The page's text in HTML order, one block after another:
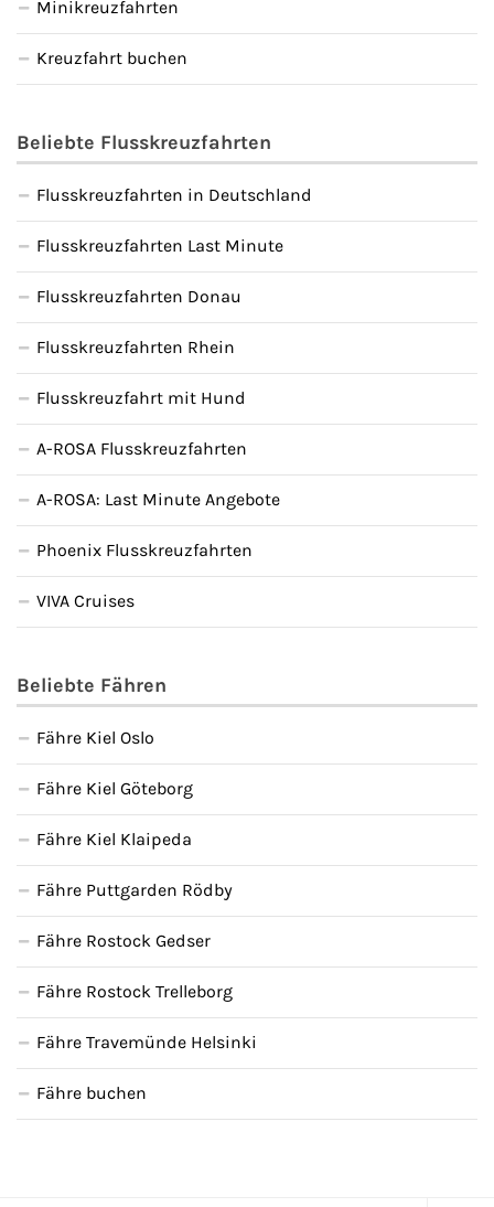
Minikreuzfahrten
Kreuzfahrt buchen
Beliebte Flusskreuzfahrten
Flusskreuzfahrten in Deutschland
Flusskreuzfahrten Last Minute
Flusskreuzfahrten Donau
Flusskreuzfahrten Rhein
Flusskreuzfahrt mit Hund
A-ROSA Flusskreuzfahrten
A-ROSA: Last Minute Angebote
Phoenix Flusskreuzfahrten
VIVA Cruises
Beliebte Fähren
Fähre Kiel Oslo
Fähre Kiel Göteborg
Fähre Kiel Klaipeda
Fähre Puttgarden Rödby
Fähre Rostock Gedser
Fähre Rostock Trelleborg
Fähre Travemünde Helsinki
Fähre buchen